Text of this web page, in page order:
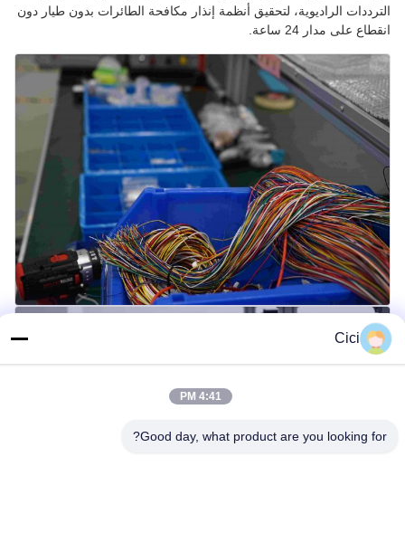
الترددات الراديوية، لتحقيق أنظمة إنذار مكافحة الطائرات بدون طيار دون
انقطاع على مدار 24 ساعة.
Cici
4:41 PM
Good day, what product are you looking for?